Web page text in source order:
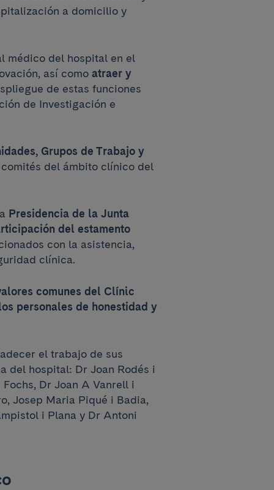
a domicilio y
médico del hospital en el
así como atraer y
de estas funciones
de Investigación e
Grupos de Trabajo y
del ámbito clínico del
Presidencia de la Junta
del estamento
con la asistencia,
clínica.
comunes del Clínic
personales de honestidad y
el trabajo de sus
del hospital: Dr Joan Rodés i
Dr Joan A Vanrell i
Josep Maria Piqué i Badia,
i Plana y Dr Antoni